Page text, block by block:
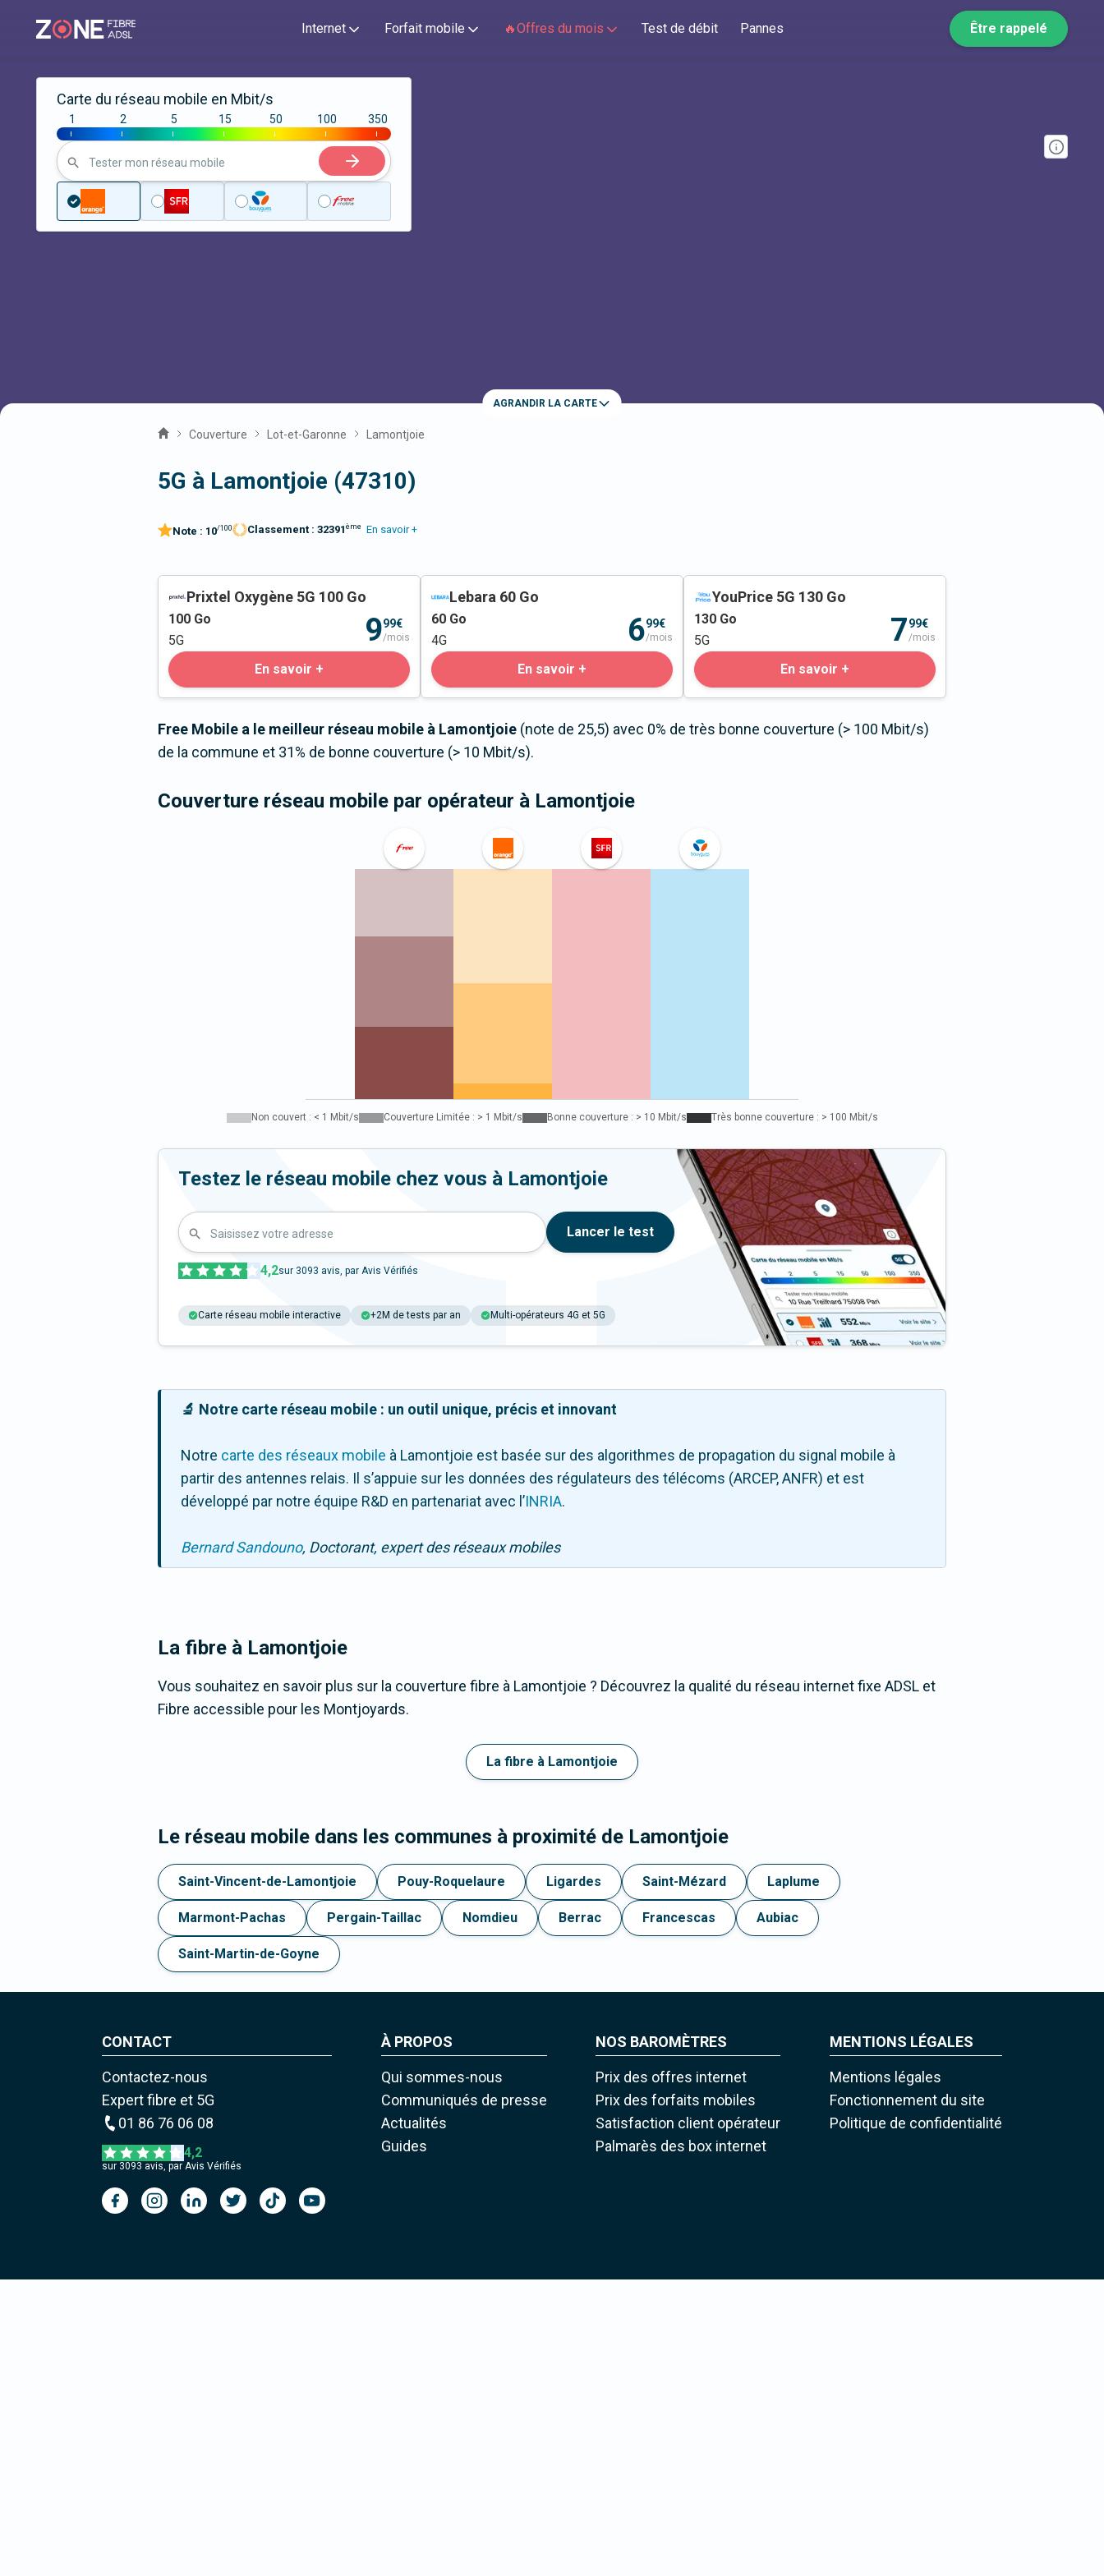
Internet Forfait mobile 🔥Offres du mois Test de débit Pannes Être rappelé
Carte du réseau mobile en Mbit/s
|
1
|
2
|
5
|
15
|
50
|
100
|
350
Tester mon réseau mobile
AGRANDIR LA CARTE
Couverture Lot-et-Garonne Lamontjoie
5G à Lamontjoie (47310)
Note : 10/100 Classement : 32391 ème En savoir +
Prixtel Oxygène 5G 100 Go
100 Go
5G
999€
/mois
En savoir +
Lebara 60 Go
60 Go
4G
699€
/mois
En savoir +
YouPrice 5G 130 Go
130 Go
5G
799€
/mois
En savoir +
Free Mobile a le meilleur réseau mobile à Lamontjoie (note de 25,5) avec 0% de très bonne couverture (> 100 Mbit/s)
de la commune et 31% de bonne couverture (> 10 Mbit/s).
Couverture réseau mobile par opérateur à Lamontjoie
Non couvert : < 1 Mbit/s Couverture Limitée : > 1 Mbit/s Bonne couverture : > 10 Mbit/s Très bonne couverture : > 100 Mbit/s
Testez le réseau mobile chez vous à Lamontjoie
Saisissez votre adresse Lancer le test
4,2sur 3093 avis, par Avis Vérifiés
Carte réseau mobile interactive +2M de tests par an Multi-opérateurs 4G et 5G
🔬 Notre carte réseau mobile : un outil unique, précis et innovant
Notre carte des réseaux mobile à Lamontjoie est basée sur des algorithmes de propagation du signal mobile à
partir des antennes relais. Il s’appuie sur les données des régulateurs des télécoms (ARCEP, ANFR) et est
développé par notre équipe R&D en partenariat avec l ’INRIA.
Bernard Sandouno, Doctorant, expert des réseaux mobiles
La fibre à Lamontjoie
Vous souhaitez en savoir plus sur la couverture fibre à Lamontjoie ? Découvrez la qualité du réseau internet fixe ADSL et
Fibre accessible pour les Montjoyards.
La fibre à Lamontjoie
Le réseau mobile dans les communes à proximité de Lamontjoie
Saint-Vincent-de-Lamontjoie Pouy-Roquelaure Ligardes Saint-Mézard Laplume
Marmont-Pachas Pergain-Taillac Nomdieu Berrac Francescas Aubiac
Saint-Martin-de-Goyne
CONTACT
Contactez-nous
Expert fibre et 5G
01 86 76 06 08
4,2
sur 3093 avis, par Avis Vérifiés
À PROPOS
Qui sommes-nous
Communiqués de presse
Actualités
Guides
NOS BAROMÈTRES
Prix des offres internet
Prix des forfaits mobiles
Satisfaction client opérateur
Palmarès des box internet
MENTIONS LÉGALES
Mentions légales
Fonctionnement du site
Politique de confidentialité